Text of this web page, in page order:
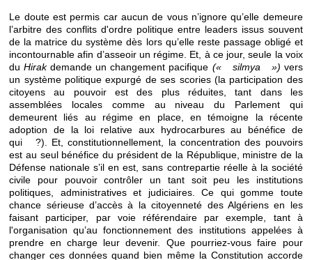
Le doute est permis car aucun de vous n’ignore qu’elle demeure
l’arbitre des conflits d'ordre politique entre leaders issus souvent
de la matrice du système dès lors qu’elle reste passage obligé et
incontournable afin d’asseoir un régime. Et, à ce jour, seule la voix
duHirakdemande un changement pacifique (« silmya ») vers
un système politique expurgé de ses scories (la participation des
citoyens au pouvoir est des plus réduites, tant dans les
assemblées locales comme au niveau du Parlement qui
demeurent liés au régime en place, en témoigne la récente
adoption de la loi relative aux hydrocarbures au bénéfice de
qui ?). Et, constitutionnellement, la concentration des pouvoirs
est au seul bénéfice du président de la République, ministre de la
Défense nationale s’il en est, sans contrepartie réelle à la société
civile pour pouvoir contrôler un tant soit peu les institutions
politiques, administratives et judiciaires. Ce qui gomme toute
chance sérieuse d’accès à la citoyenneté des Algériens en les
faisant participer, par voie référendaire par exemple, tant à
l'organisation qu’au fonctionnement des institutions appelées à
prendre en charge leur devenir. Que pourriez-vous faire pour
changer ces données quand bien même la Constitution accorde